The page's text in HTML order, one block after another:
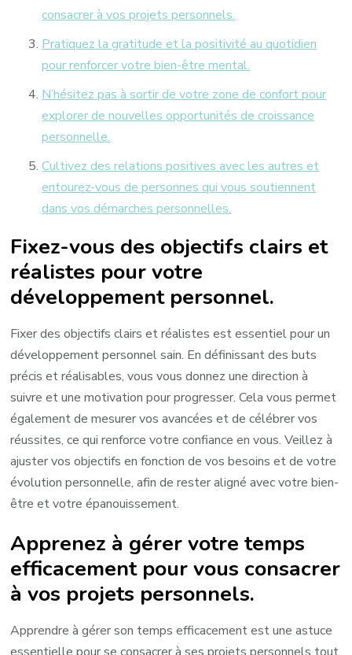
consacrer à vos projets personnels.
Pratiquez la gratitude et la positivité au quotidien
pour renforcer votre bien-être mental.
N’hésitez pas à sortir de votre zone de confort pour
explorer de nouvelles opportunités de croissance
personnelle.
Cultivez des relations positives avec les autres et
entourez-vous de personnes qui vous soutiennent
dans vos démarches personnelles.
Fixez-vous des objectifs clairs et
réalistes pour votre
développement personnel.
Fixer des objectifs clairs et réalistes est essentiel pour un
développement personnel sain. En définissant des buts
précis et réalisables, vous vous donnez une direction à
suivre et une motivation pour progresser. Cela vous permet
également de mesurer vos avancées et de célébrer vos
réussites, ce qui renforce votre confiance en vous. Veillez à
ajuster vos objectifs en fonction de vos besoins et de votre
évolution personnelle, afin de rester aligné avec votre bien-
être et votre épanouissement.
Apprenez à gérer votre temps
efficacement pour vous consacrer
à vos projets personnels.
Apprendre à gérer son temps efficacement est une astuce